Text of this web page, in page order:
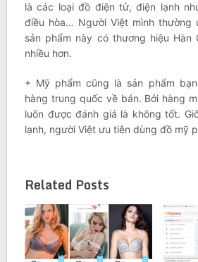
là các loại đồ điện tử, điện lạnh
điều hòa… Người Việt mình thường
sản phẩm này có thương hiệu Hàn
nhiều hơn.
+ Mỹ phẩm cũng là sản phẩm
hàng trung quốc về bán. Bởi hàng
luôn được đánh giá là không tốt.
lạnh, người Việt ưu tiên dùng đồ mỹ
Related Posts